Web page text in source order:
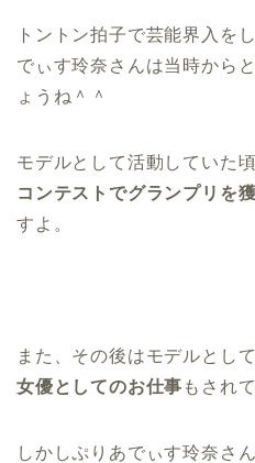
トントン拍子で芸能界入を
でぃす玲奈さんは当時から
ょうね＾＾
モデルとして活動していた
コンテストでグランプリを
すよ。
また、その後はモデルとし
女優としてのお仕事 もされ
しかしぷりあでぃす玲奈さ